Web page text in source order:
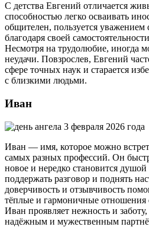
С детства Евгений отличается
способностью легко осваивать
общителен, пользуется уважением
благодаря своей
Несмотря на трудолюбие, иногда
неудачи. Повзрослев, Евгений
сфере точных наук и старается
с близкими людьми.
Иван
Иван — имя, которое можно
самых разных профессий. Он
новое и нередко становится
поддержать разговор и поднять
доверчивость и отзывчивость
тёплые и гармоничные
Иван проявляет нежность и
надёжным и мужественным